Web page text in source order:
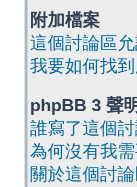
附加檔案
這個討論區
我要如何找
phpBB 3 聲
誰寫了這個
為何沒有我
關於這個討